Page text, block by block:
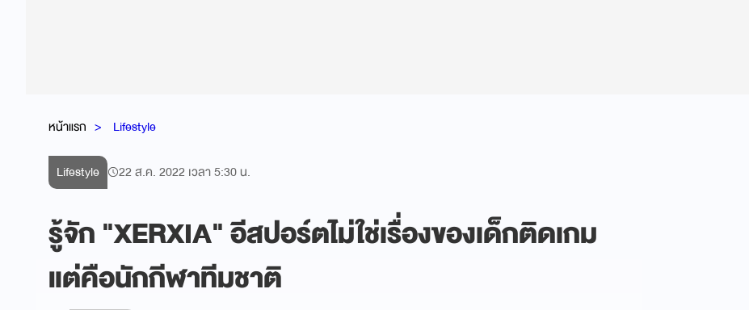
หน้าแรก Lifestyle
Lifestyle 22 ส.ค. 2022 เวลา 5:30 น.
รู้จัก "XERXIA" อีสปอร์ตไม่ใช่เรื่องของเด็กติดเกม
แต่คือนักกีฬาทีมชาติ